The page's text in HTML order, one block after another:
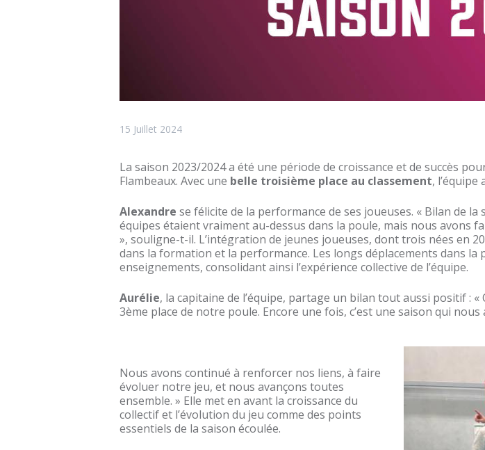
15 Juillet 2024
La saison 2023/2024 a été une période de croissance et de succès
Flambeaux. Avec une belle troisième place au classement,
Alexandre se félicite de la performance de ses joueuses. « Bilan de
équipes étaient vraiment au-dessus dans la poule, mais nous avons
», souligne-t-il. L’intégration de jeunes joueuses, dont trois nées en
dans la formation et la performance. Les longs déplacements dans la
enseignements, consolidant ainsi l’expérience collective de l’équipe.
Aurélie, la capitaine de l’équipe, partage un bilan tout aussi positif : «
3ème place de notre poule. Encore une fois, c’est une saison qui
Nous avons continué à renforcer nos liens, à faire
évoluer notre jeu, et nous avançons toutes
ensemble. » Elle met en avant la croissance du
collectif et l’évolution du jeu comme des points
essentiels de la saison écoulée.